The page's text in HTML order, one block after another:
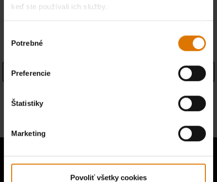
keď ste používali ich služby.
súhlasu
Potrebné
Preferencie
Štatistiky
Marketing
Povoliť všetky cookies